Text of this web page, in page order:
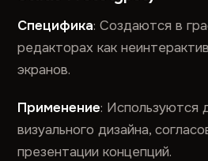
Специфика: Создаются в
редакторах как
экранов.
Применение: Используются
визуального дизайна,
презентации концепций.